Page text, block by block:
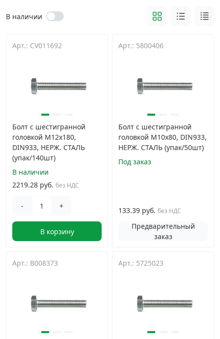
Кабельный крепеж ›
Заклепки ›
Химический крепеж
Гвозди и скобы
Хомуты и шуруп-шпильки
Шурупы и саморезы
В наличии
Арт.: CV011692
Болт с шестигранной
головкой M12х180,
DIN933, НЕРЖ. СТАЛЬ
(упак/140шт)
В наличии
2219.28 руб. без НДС
- +
В корзину
Арт.: 5800406
Болт с шестигранной
головкой M10х80, DIN933,
НЕРЖ. СТАЛЬ (упак/50шт)
Под заказ
133.39 руб. без НДС
Предварительный
заказ
Арт.: B008373 Арт.: 5725023